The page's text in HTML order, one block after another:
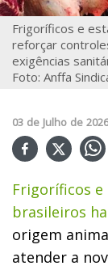
Frigoríficos e
reforçar
exigências
Foto: Anffa
03 de Julho de 2026
Frigoríficos
brasileiros
origem
atender a